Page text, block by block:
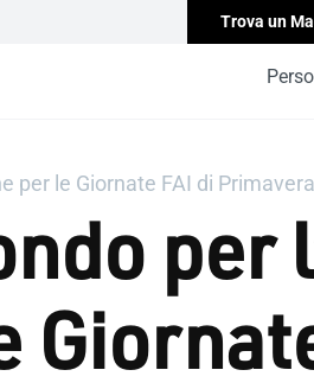
Trova un
per le Giornate FAI di
per